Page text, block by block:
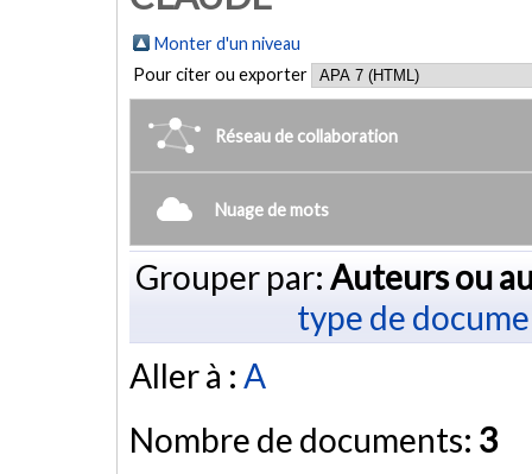
Monter d'un niveau
Pour citer ou exporter
Réseau de collaboration
Nuage de mots
Grouper par: Auteurs ou
type de
Aller à : A
Nombre de documents: 3